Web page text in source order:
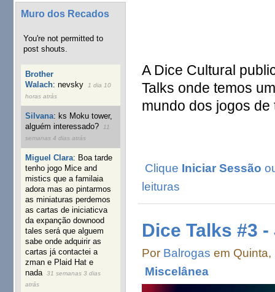
Muro dos Recados
You're not permitted to
post shouts.
Brother
Walach:nevsky
1 dia 10
horas atrás
Silvana: ks Moku tower,
alguém interessado?
11
semanas 4 dias atrás
Miguel Clara: Boa tarde
tenho jogo Mice and
mistics que a familaia
adora mas ao pintarmos
as miniaturas perdemos
as cartas de iniciaticva
da expanção downood
tales será que alguem
sabe onde adquirir as
cartas já contactei a
zman e Plaid Hat e
nada
31 semanas 3 dias
atrás
A Dice Cultural
Talks onde temos
mundo dos jogos de
Clique Iniciar Sessão
leituras
Dice Talks #3
Por Balrogas em
Miscelânea